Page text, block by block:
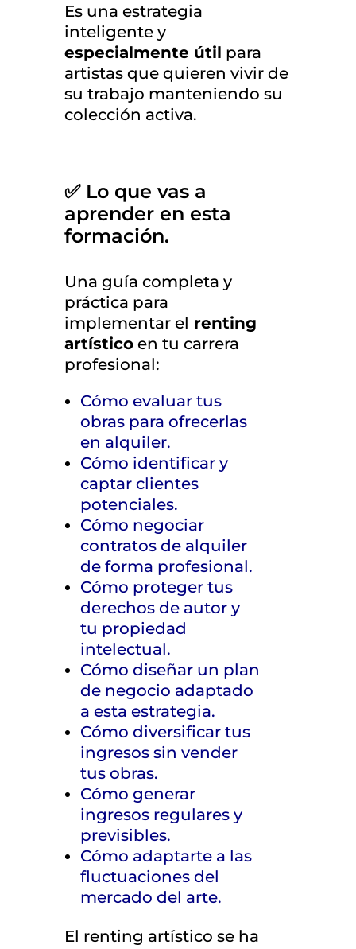
Es una estrategia
inteligente y
especialmente útil para
artistas que quieren vivir de
su trabajo manteniendo su
colección activa.
✅ Lo que vas a
aprender en esta
formación.
Una guía completa y
práctica para
implementar el renting
artísticoen tu carrera
profesional:
Cómo evaluar tus
obras para ofrecerlas
en alquiler.
Cómo identificar y
captar clientes
potenciales.
Cómo negociar
contratos de alquiler
de forma profesional.
Cómo proteger tus
derechos de autor y
tu propiedad
intelectual.
Cómo diseñar un plan
de negocio adaptado
a esta estrategia.
Cómo diversificar tus
ingresos sin vender
tus obras.
Cómo generar
ingresos regulares y
previsibles.
Cómo adaptarte a las
fluctuaciones del
mercado del arte.
El renting artístico se ha